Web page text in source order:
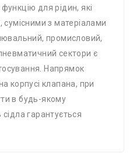
для рідин, які
сумісними з матеріалами
промисловий,
сектори є
Напрямок
корпусі клапана, при
в будь-якому
гарантується